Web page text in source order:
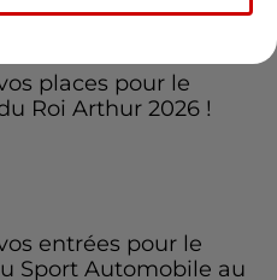
Voir plus
places pour le
Roi Arthur 2026 !
entrées pour le
Sport Automobile au